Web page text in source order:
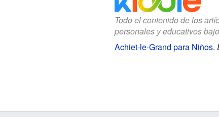
Todo el contenido de los
personales y educativos
Achiet-le-Grand para Niños.